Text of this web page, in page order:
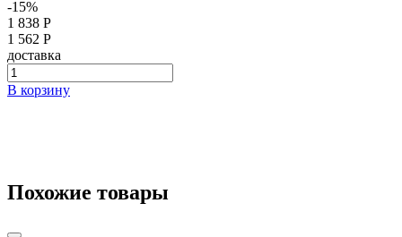
-15%
1 838 Р
1 562 Р
доставка
В корзину
Похожие товары